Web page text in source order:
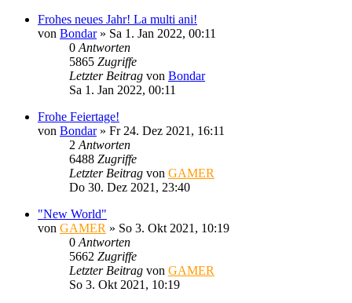
Frohes neues Jahr! La multi ani!
von Bondar» Sa 1. Jan 2022, 00:11
0 Antworten
5865 Zugriffe
Letzter Beitrag von Bondar
Sa 1. Jan 2022, 00:11
Frohe Feiertage!
von Bondar» Fr 24. Dez 2021, 16:11
2 Antworten
6488 Zugriffe
Letzter Beitrag von GAMER
Do 30. Dez 2021, 23:40
"New World"
von GAMER » So 3. Okt 2021, 10:19
0 Antworten
5662 Zugriffe
Letzter Beitrag von GAMER
So 3. Okt 2021, 10:19